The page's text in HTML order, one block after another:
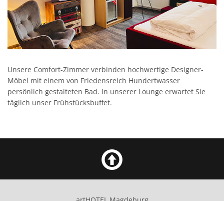
Unsere Comfort-Zimmer verbinden hochwertige Designer-
Möbel mit einem von Friedensreich Hundertwasser
persönlich gestalteten Bad. In unserer Lounge erwartet Sie
täglich unser Frühstücksbuffet.